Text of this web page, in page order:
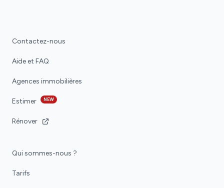
Contactez-nous
Aide et FAQ
Agences immobilières
Estimer NEW
Rénover
Qui sommes-nous ?
Tarifs